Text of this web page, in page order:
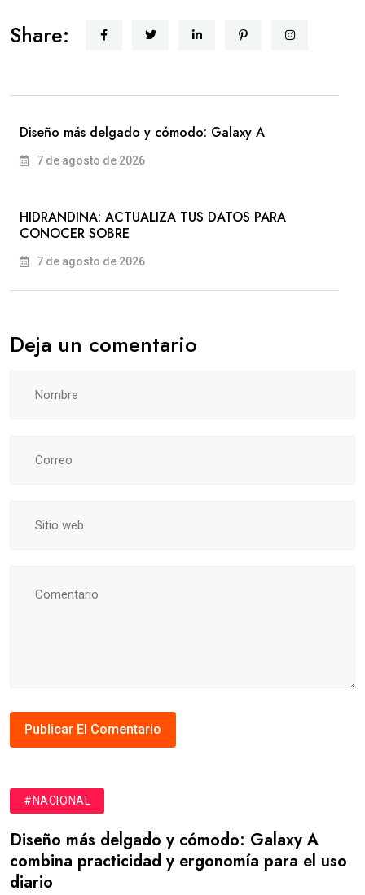
Share:
Diseño más delgado y cómodo: Galaxy A
7 de agosto de 2026
HIDRANDINA: ACTUALIZA TUS DATOS PARA
CONOCER SOBRE
7 de agosto de 2026
Deja un comentario
#NACIONAL
Diseño más delgado y cómodo: Galaxy A
combina practicidad y ergonomía para el uso
diario